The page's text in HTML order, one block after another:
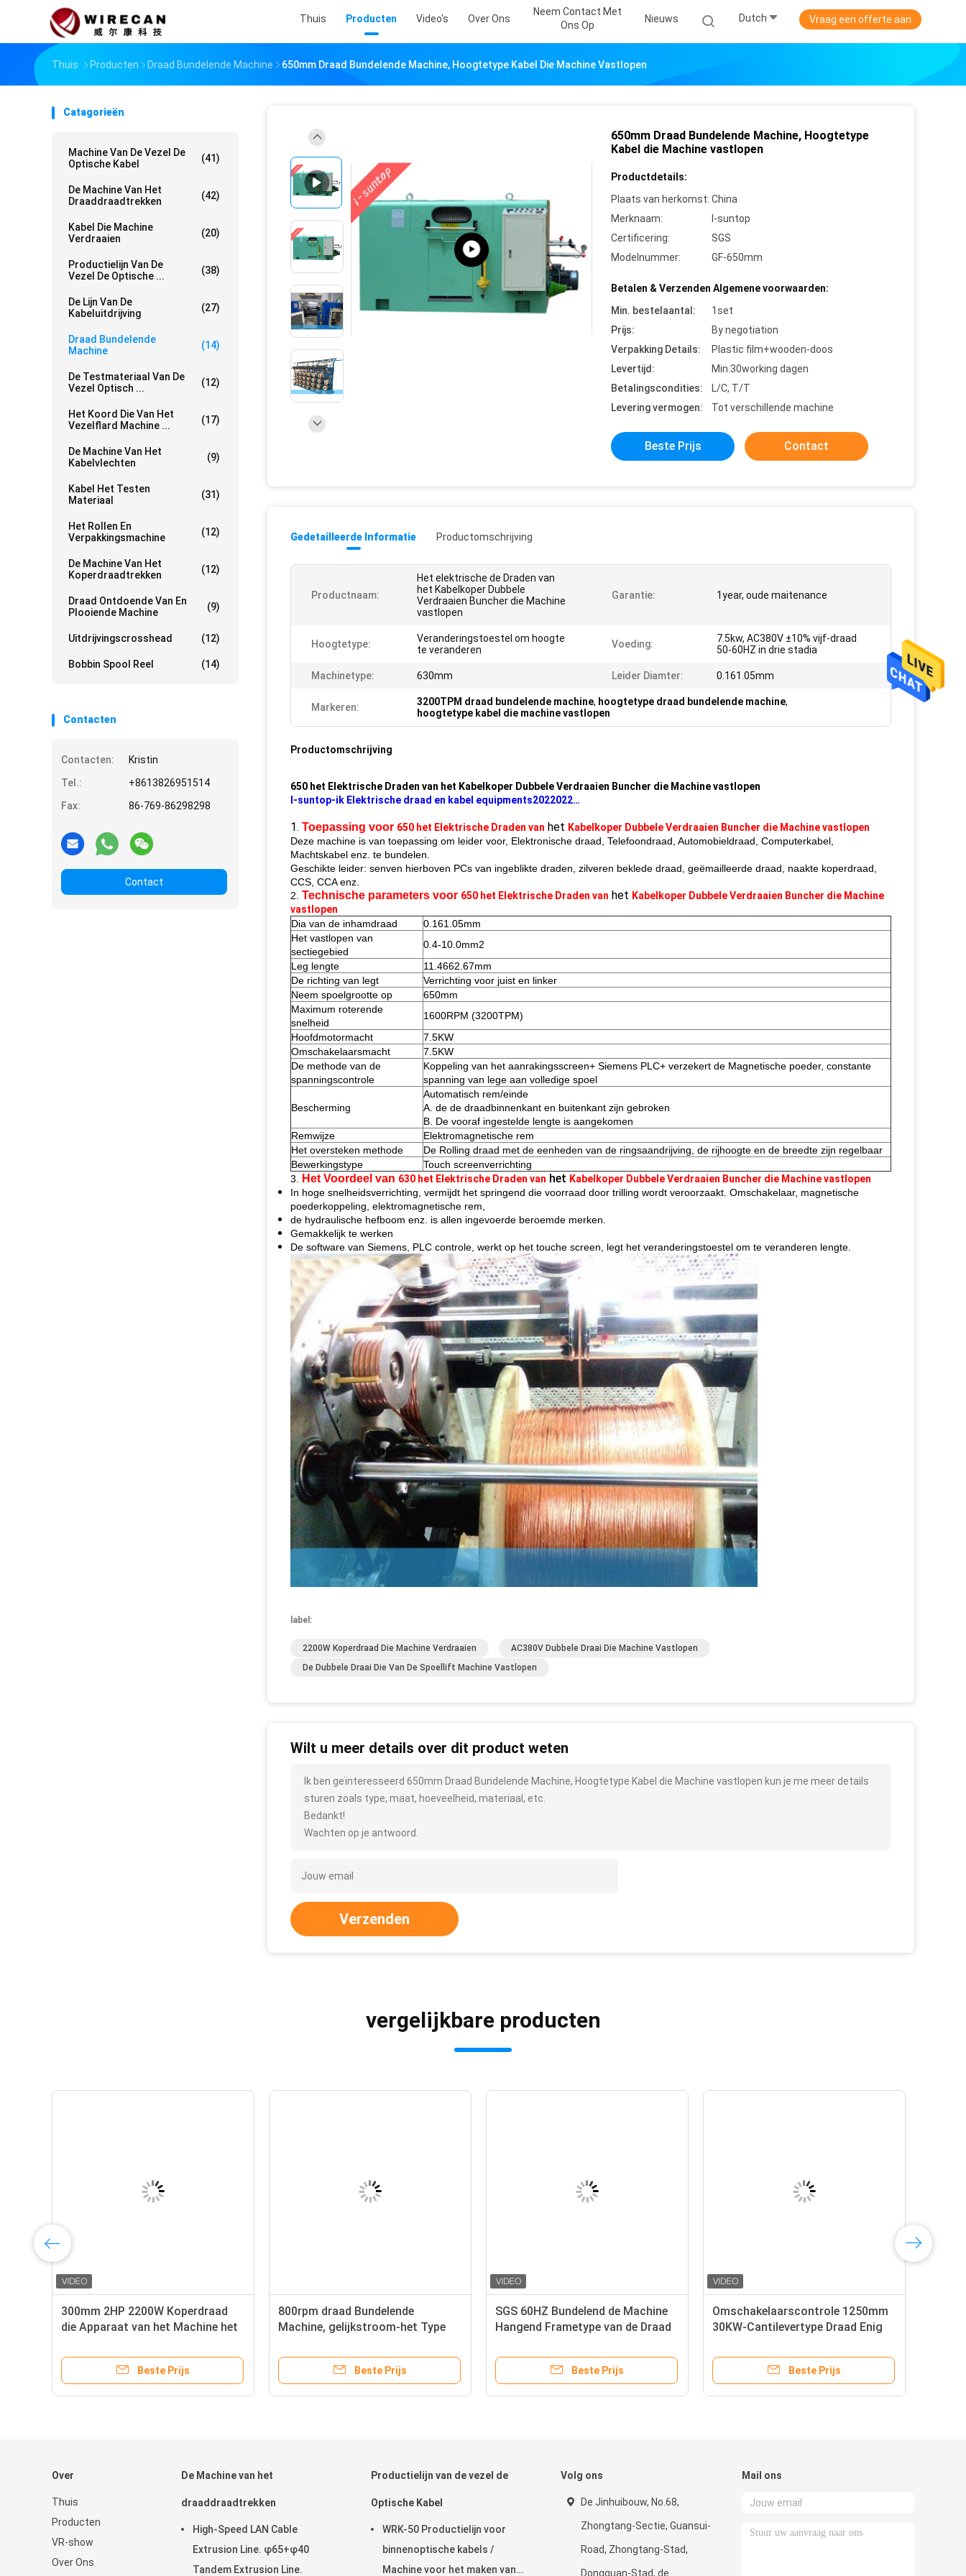
Thuis Producten Video's Over Ons
Neem Contact Met
Ons Op
Nieuws Dutch Vraag een offerte aan
Thuis Producten Draad Bundelende Machine 650mm Draad Bundelende Machine, Hoogtetype Kabel Die Machine Vastlopen
Catagorieën
Machine Van De Vezel De
Optische Kabel
(41)
De Machine Van Het
Draaddraadtrekken
(42)
Kabel Die Machine
Verdraaien
(20)
Productielijn Van De
Vezel De Optische ...
(38)
De Lijn Van De
Kabeluitdrijving
(27)
Draad Bundelende
Machine
(14)
De Testmateriaal Van De
Vezel Optisch ...
(12)
Het Koord Die Van Het
Vezelflard Machine ...
(17)
De Machine Van Het
Kabelvlechten
(9)
Kabel Het Testen
Materiaal
(31)
Het Rollen En
Verpakkingsmachine
(12)
De Machine Van Het
Koperdraadtrekken
(12)
Draad Ontdoende Van En
Plooiende Machine
(9)
Uitdrijvingscrosshead (12)
Bobbin Spool Reel (14)
Contacten
Contacten:
Kristin
Tel.:
+8613826951514
Fax:
86-769-86298298
Contact
650mm Draad Bundelende Machine, Hoogtetype
Kabel die Machine vastlopen
Productdetails:
Plaats van herkomst: China
Merknaam:
I-suntop
Certificering:
SGS
Modelnummer:
GF-650mm
Betalen & Verzenden Algemene voorwaarden:
Min. bestelaantal:
1set
Prijs:
By negotiation
Verpakking Details:
Plastic film+wooden-doos
Levertijd:
Min.30working dagen
Betalingscondities:
L/C, T/T
Levering vermogen:
Tot verschillende machine
Beste Prijs Contact
Gedetailleerde Informatie Productomschrijving
Productnaam:
Het elektrische de Draden van
het Kabelkoper Dubbele
Verdraaien Buncher die Machine
vastlopen
Garantie: 1year, oude maitenance
Hoogtetype:
Veranderingstoestel om hoogte
te veranderen
Voeding:
7.5kw, AC380V ±10% vijf-draad
50-60HZ in drie stadia
Machinetype: 630mm Leider Diamter: 0.161.05mm
Markeren: 3200TPM draad bundelende machine, hoogtetype draad bundelende machine,
hoogtetype kabel die machine vastlopen
Productomschrijving
650 het Elektrische Draden van het Kabelkoper Dubbele Verdraaien Buncher die Machine vastlopen
I-suntop-ik Elektrische draad en kabel equipments2022022…
1. Toepassing voor 650 het Elektrische Draden van het Kabelkoper Dubbele Verdraaien Buncher die Machine vastlopen
Deze machine is van toepassing om leider voor, Elektronische draad, Telefoondraad, Automobieldraad, Computerkabel,
Machtskabel enz. te bundelen.
Geschikte leider: senven hierboven PCs van ingeblikte draden, zilveren beklede draad, geëmailleerde draad, naakte koperdraad,
CCS, CCA enz.
2. Technische parameters voor 650 het Elektrische Draden van het Kabelkoper Dubbele Verdraaien Buncher die Machine
vastlopen
Dia van de inhamdraad
0.161.05mm
Het vastlopen van
sectiegebied
0.4-10.0mm2
Leg lengte
11.4662.67mm
De richting van legt
Verrichting voor juist en linker
Neem spoelgrootte op
650mm
Maximum roterende
snelheid
1600RPM (3200TPM)
Hoofdmotormacht
7.5KW
Omschakelaarsmacht
7.5KW
De methode van de
spanningscontrole
Koppeling van het aanrakingsscreen+ Siemens PLC+ verzekert de Magnetische poeder, constante
spanning van lege aan volledige spoel
Bescherming
Automatisch rem/einde
A. de de draadbinnenkant en buitenkant zijn gebroken
B. De vooraf ingestelde lengte is aangekomen
Remwijze
Elektromagnetische rem
Het oversteken methode
De Rolling draad met de eenheden van de ringsaandrijving, de rijhoogte en de breedte zijn regelbaar
Bewerkingstype
Touch screenverrichting
3.
Het Voordeel van 630 het Elektrische Draden van het Kabelkoper Dubbele Verdraaien Buncher die Machine vastlopen
In hoge snelheidsverrichting, vermijdt het springend die voorraad door trilling wordt veroorzaakt. Omschakelaar, magnetische
poederkoppeling, elektromagnetische rem,
de hydraulische hefboom enz. is allen ingevoerde beroemde merken.
Gemakkelijk te werken
De software van Siemens, PLC controle, werkt op het touche screen, legt het veranderingstoestel om te veranderen lengte.
label:
2200W Koperdraad Die Machine Verdraaien
AC380V Dubbele Draai Die Machine Vastlopen
De Dubbele Draai Die Van De Spoellift Machine Vastlopen
Wilt u meer details over dit product weten
Ik ben geïnteresseerd 650mm Draad Bundelende Machine, Hoogtetype Kabel die Machine vastlopen kun je me meer details
sturen zoals type, maat, hoeveelheid, materiaal, etc.
Bedankt!
Wachten op je antwoord.
Verzenden
vergelijkbare producten
300mm 2HP 2200W Koperdraad
die Apparaat van het Machine het
Beste Prijs
800rpm draad Bundelende
Machine, gelijkstroom-het Type
Draai Buncher
Beste Prijs
SGS 60HZ Bundelend de Machine
Hangend Frametype van de Draad
Beste Prijs
Omschakelaarscontrole 1250mm
30KW-Cantilevertype Draad Enig
Beste Prijs
Over
Thuis
Producten
VR-show
Over Ons
De Machine van het
draaddraadtrekken
High-Speed LAN Cable
Extrusion Line. φ65+φ40
Tandem Extrusion Line.
Productielijn van de vezel de
Optische Kabel
WRK-50 Productielijn voor
binnenoptische kabels /
Machine voor het maken van
Volg ons
De Jinhuibouw, No.68,
Zhongtang-Sectie, Guansui-
Road, Zhongtang-Stad,
Dongguan-Stad, de
Mail ons